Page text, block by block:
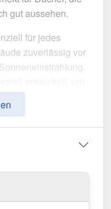
gut aussehen.
für jedes
zuverlässig vor
mit
Es überzeugt